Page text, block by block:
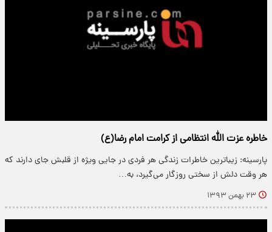
خاطره عزت الله انتظامی از کرامت امام رضا(ع)
پارسینه: زیباترین خاطرات زندگی هر فردی در جایی ویژه از قلبش جای دارند که
هر وقت دلش از سختی روزگار می‌گیرد، به…
۲۳ بهمن ۱۳۹۳